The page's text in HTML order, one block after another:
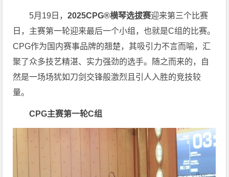
5月19日，2025CPG®横琴选拔赛迎来第三个比赛
日，主赛第一轮迎来最后一个小组，也就是C组的比赛。
CPG作为国内赛事品牌的翘楚，其吸引力不言而喻，汇
聚了众多技艺精湛、实力强劲的选手。随之而来的，自
然是一场场犹如刀剑交锋般激烈且引人入胜的竞技较
量。
CPG主赛第一轮C组